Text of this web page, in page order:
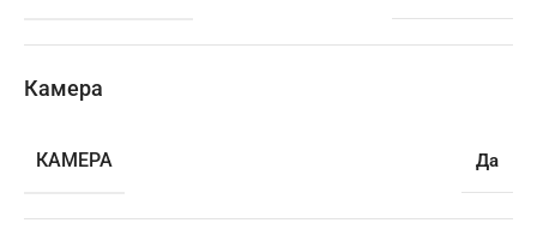
Камера
КАМЕРА Да